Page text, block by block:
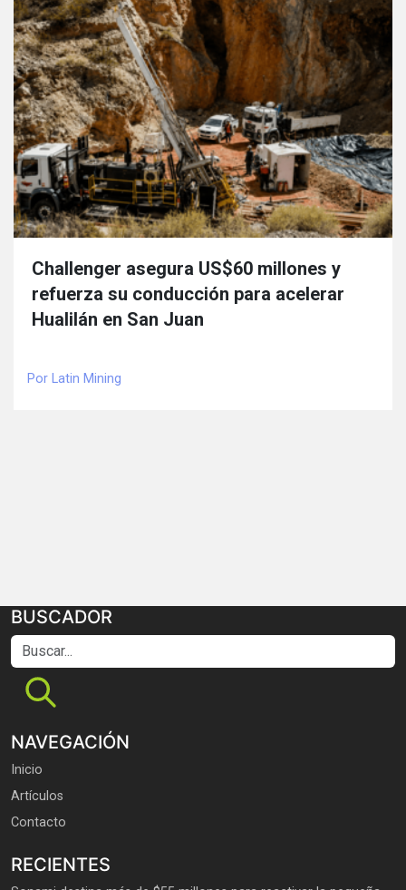
Challenger asegura US$60 millones y
refuerza su conducción para acelerar
Hualilán en San Juan
Por Latin Mining
BUSCADOR
Buscar...
NAVEGACIÓN
Inicio
Artículos
Contacto
RECIENTES